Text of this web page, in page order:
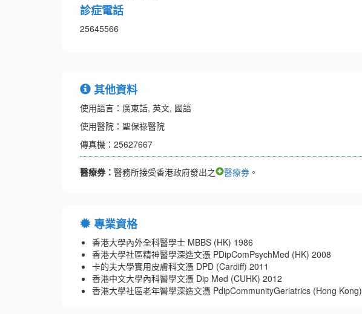
診症電話
25645566
其他資料
使用語言：廣東話, 英文, 國語
使用醫院：聖保祿醫院
傳真機：25627667
醫療券： 醫務所接受香港政府發出之 醫療券 。
專業資格
香港大學內外全科醫學士 MBBS (HK) 1986
香港大學社區精神醫學深造文憑 PDipComPsychMed (HK) 2008
卡的夫大學實用皮膚科文憑 DPD (Cardiff) 2011
香港中文大學內科醫學文憑 Dip Med (CUHK) 2012
香港大學社區老年醫學深造文憑 PdipCommunityGeriatrics (Hong Kong)